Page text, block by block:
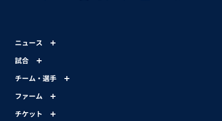
ニュース
試合
チーム・選手
ファーム
チケット